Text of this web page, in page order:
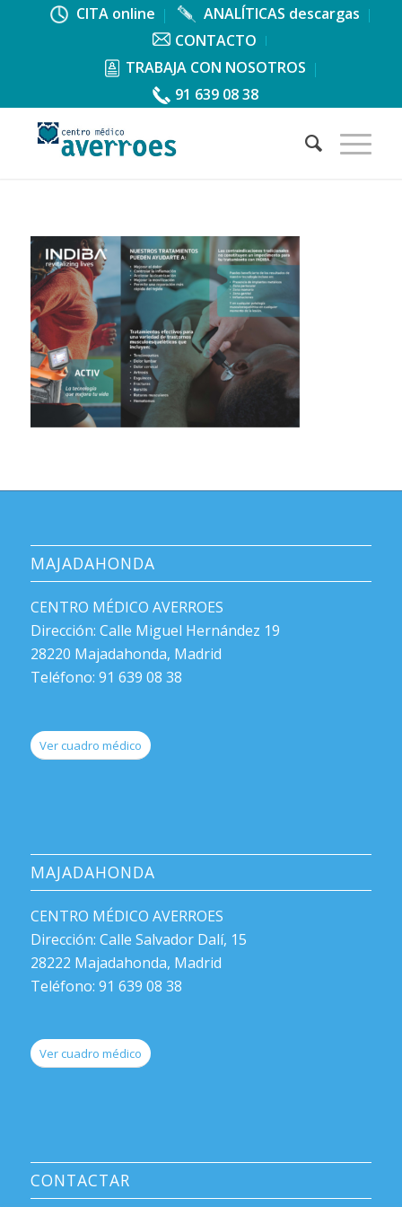
CITA online
ANALÍTICAS descargas
CONTACTO
TRABAJA CON NOSOTROS
91 639 08 38
MAJADAHONDA
CENTRO MÉDICO AVERROES
Dirección: Calle Miguel Hernández 19
28220 Majadahonda, Madrid
Teléfono: 91 639 08 38
Ver cuadro médico
MAJADAHONDA
CENTRO MÉDICO AVERROES
Dirección: Calle Salvador Dalí, 15
28222 Majadahonda, Madrid
Teléfono: 91 639 08 38
Ver cuadro médico
CONTACTAR